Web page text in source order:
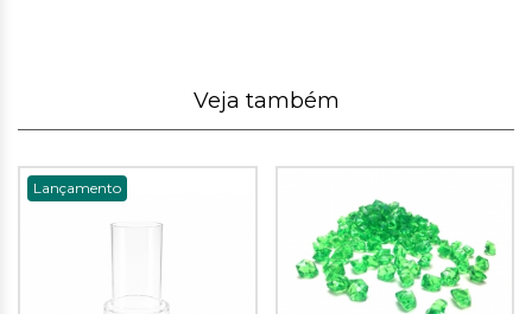
Veja também
Lançamento